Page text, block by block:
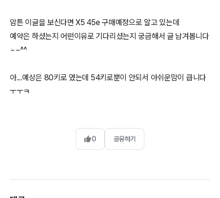
암튼 이글을 보신다면 X5 45e 구매예정으로 알고 있는데
예약은 하셨는지 어떤이유로 기다리셨는지 궁금해서 글 남겨봅니다
~~^^
아...예상은 80키로 였는데 54키로뿐이 안되서 아쉬운맘이 큽니다
ㅜㅜㅋ
0 공유하기